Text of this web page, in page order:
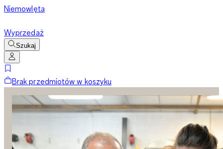
Niemowlęta
Wyprzedaż
Szukaj
Brak przedmiotów w koszyku